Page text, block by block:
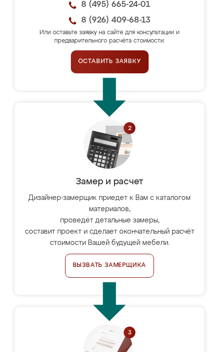
8 (495) 665-24-01
8 (926) 409-68-13
Или оставьте заявку на сайте для консультации и
предварительного расчёта стоимости.
ОСТАВИТЬ ЗАЯВКУ
Замер и расчет
Дизайнер-замерщик приедет к Вам с каталогом
материалов,
проведёт детальные замеры,
составит проект и сделает окончательный расчёт
стоимости Вашей будущей мебели.
ВЫЗВАТЬ ЗАМЕРЩИКА